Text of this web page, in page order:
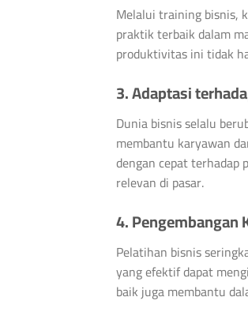
Melalui training bisnis,
praktik terbaik dalam
produktivitas ini tidak
3. Adaptasi
Dunia bisnis selalu
membantu karyawan
dengan cepat
relevan di pasar.
4. Pengembangan
Pelatihan bisnis
yang efektif dapat
baik juga membantu